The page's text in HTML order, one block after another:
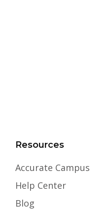
Resources
Accurate Campus
Help Center
Blog